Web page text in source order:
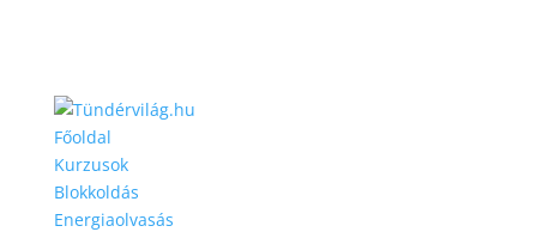
Főoldal
Kurzusok
Blokkoldás
Energiaolvasás